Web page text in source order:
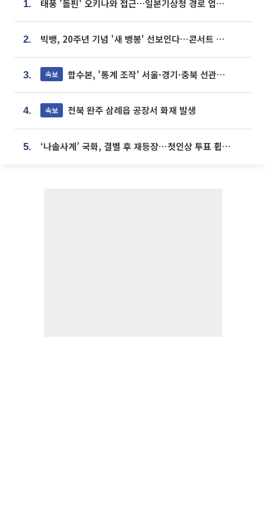
1. 태풍 '돌핀' 오키나와 접근…일본기상청 경로 업데이트
2. 빅뱅, 20주년 기념 '새 뱅봉' 선보인다⋯콘서트 앞두고 팝업 개최
3. 속보 합수본, '통계 조작' 서울·경기·충북 선관위 등 추가 압수수색
4. 속보 전북 완주 삼례읍 공장서 화재 발생
5. ‘나솔사계’ 국화, 결별 후 재등장⋯첫인상 투표 휩쓸고 ‘인기녀’ 등극